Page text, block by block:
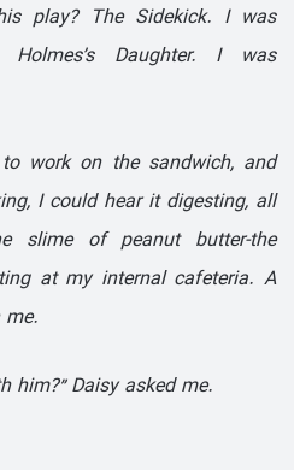
play? The Sidekick. I was
Daughter. I was
work on the sandwich, and
I could hear it digesting, all
slime of peanut butter-the
at my internal cafeteria. A
me.
him?” Daisy asked me.